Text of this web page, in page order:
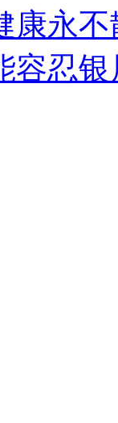
康永不
容忍